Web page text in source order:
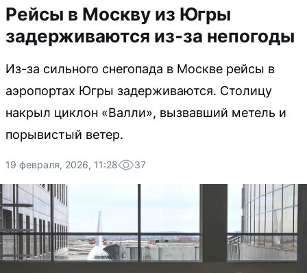
Рейсы в Москву из Югры
задерживаются из-за непогоды
Из-за сильного снегопада в Москве рейсы в
аэропортах Югры задерживаются. Столицу
накрыл циклон «Валли», вызвавший метель и
порывистый ветер.
19 февраля, 2026, 11:28 37